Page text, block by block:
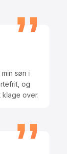
søn i
og
klage over.